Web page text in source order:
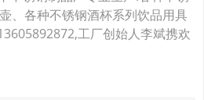
、各种不锈钢酒杯系列饮品用具
工厂创始人李斌携欢